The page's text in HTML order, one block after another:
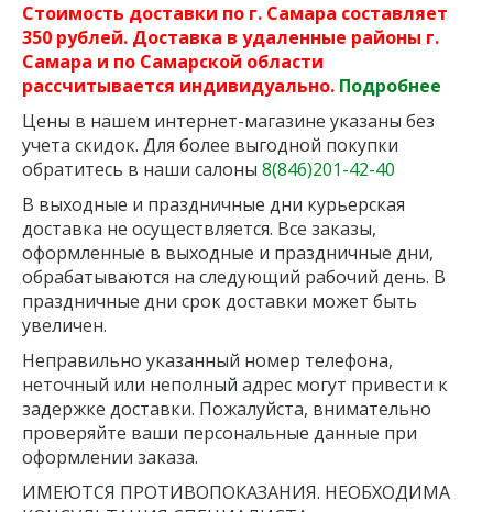
Стоимость доставки по г. Самара составляет
350 рублей. Доставка в удаленные районы г.
Самара и по Самарской области
рассчитывается индивидуально. Подробнее
Цены в нашем интернет-магазине указаны без
учета скидок. Для более выгодной покупки
обратитесь в наши салоны 8(846)201-42-40
В выходные и праздничные дни курьерская
доставка не осуществляется. Все заказы,
оформленные в выходные и праздничные дни,
обрабатываются на следующий рабочий день. В
праздничные дни срок доставки может быть
увеличен.
Неправильно указанный номер телефона,
неточный или неполный адрес могут привести к
задержке доставки. Пожалуйста, внимательно
проверяйте ваши персональные данные при
оформлении заказа.
ИМЕЮТСЯ ПРОТИВОПОКАЗАНИЯ. НЕОБХОДИМА